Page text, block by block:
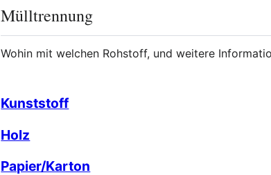
Mülltrennung
Wohin mit welchen Rohstoff, und weitere
Kunststoff
Holz
Papier/Karton